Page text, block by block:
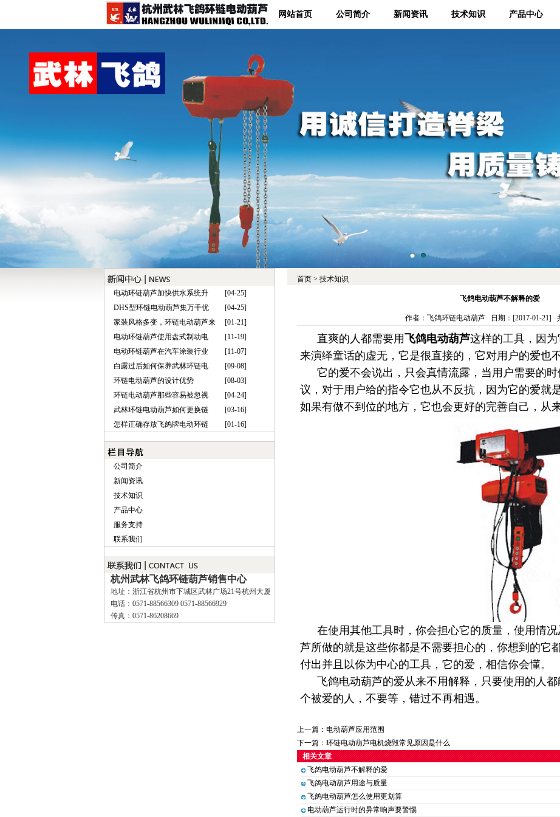
网站首页 公司简介 新闻资讯 技术知识 产品中心
电动环链葫芦加快供水系统升
[04-25]
DHS型环链电动葫芦集万千优
[04-25]
家装风格多变，环链电动葫芦来
[01-21]
电动环链葫芦使用盘式制动电
[11-19]
电动环链葫芦在汽车涂装行业
[11-07]
白露过后如何保养武林环链电
[09-08]
环链电动葫芦的设计优势
[08-03]
环链电动葫芦那些容易被忽视
[04-24]
武林环链电动葫芦如何更换链
[03-16]
怎样正确存放飞鸽牌电动环链
[01-16]
公司简介
新闻资讯
技术知识
产品中心
服务支持
联系我们
杭州武林飞鸽环链葫芦销售中心
地址：浙江省杭州市下城区武林广场21号杭州大厦
电话：0571-88566309 0571-88566929
传真：0571-86208669
首页 > 技术知识
飞鸽电动葫芦不解释的爱
作者：飞鸽环链电动葫芦 日期：[2017-01-21]
直爽的人都需要用 飞鸽电动葫芦这样的工具，因
来演绎童话的虚无，它是很直接的，它对用户的爱也
它的爱不会说出，只会真情流露，当用户需要的
议，对于用户给的指令它也从不反抗，因为它的爱就
如果有做不到位的地方，它也会更好的完善自己，从
在使用其他工具时，你会担心它的质量，使用情
芦所做的就是这些你都是不需要担心的，你想到的它
付出并且以你为中心的工具，它的爱，相信你会懂。
飞鸽电动葫芦的爱从来不用解释，只要使用的人
个被爱的人，不要等，错过不再相遇。
上一篇： 电动葫芦应用范围
下一篇： 环链电动葫芦电机烧毁常见原因是什么
相关文章
飞鸽电动葫芦不解释的爱
飞鸽电动葫芦用途与质量
飞鸽电动葫芦怎么使用更划算
电动葫芦运行时的异常响声要警惕